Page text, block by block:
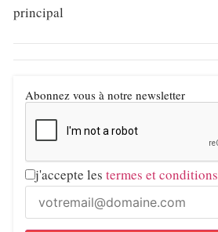
principal
Abonnez vous à notre newsletter
j'accepte les termes et conditions